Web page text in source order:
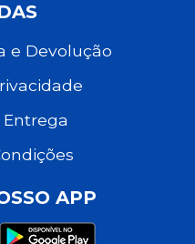
e Devolução
APP